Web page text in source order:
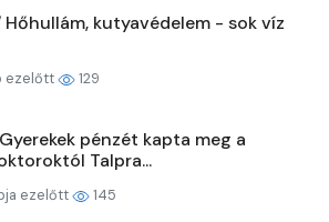
Hőhullám, kutyavédelem - sok víz
ezelőtt 129
pénzét kapta meg a
Talpra...
ezelőtt 145